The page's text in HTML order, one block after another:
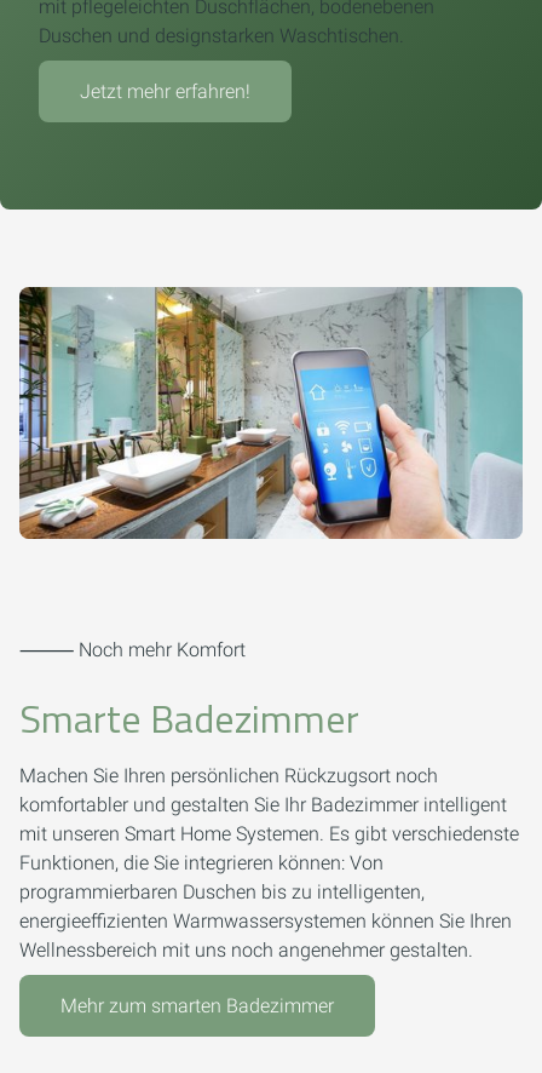
mit pflegeleichten Duschflächen, bodenebenen
Duschen und designstarken Waschtischen.
Jetzt mehr erfahren!
⸻ Noch mehr Komfort
Smarte Badezimmer
Machen Sie Ihren persönlichen Rückzugsort noch
komfortabler und gestalten Sie Ihr Badezimmer intelligent
mit unseren Smart Home Systemen. Es gibt verschiedenste
Funktionen, die Sie integrieren können: Von
programmierbaren Duschen bis zu intelligenten,
energieeffizienten Warmwassersystemen können Sie Ihren
Wellnessbereich mit uns noch angenehmer gestalten.
Mehr zum smarten Badezimmer